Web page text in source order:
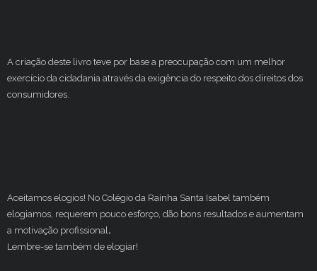
A criação deste livro teve por base a preocupação com um melhor
exercício da cidadania através da exigência do respeito dos direitos dos
consumidores.
Aceitamos elogios! No Colégio da Rainha Santa Isabel também
elogiamos, requerem pouco esforço, dão bons resultados e aumentam
a motivação profissional.
Lembre-se também de elogiar!